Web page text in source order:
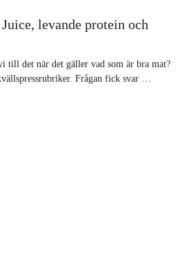
levande protein och
till det när det gäller vad som är bra mat?
Frågan fick svar …